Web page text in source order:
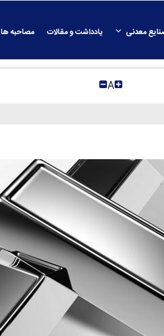
معدنی یادداشت و مقالات مصاحبه ها
A